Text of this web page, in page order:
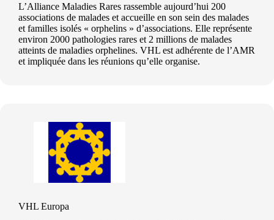
L’Alliance Maladies Rares rassemble aujourd’hui 200
associations de malades et accueille en son sein des malades
et familles isolés « orphelins » d’associations. Elle représente
environ 2000 pathologies rares et 2 millions de malades
atteints de maladies orphelines.​ VHL est adhérente de l’AMR
et impliquée dans les réunions qu’elle organise.
VHL Europa